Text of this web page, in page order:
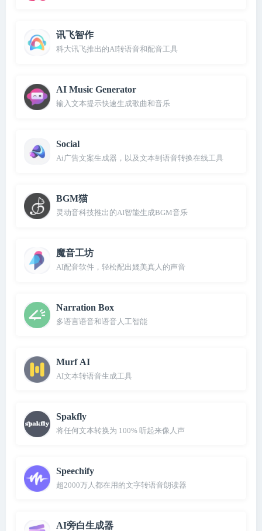
讯飞智作
科大讯飞推出的AI转语音和配音工具
AI Music Generator
输入文本提示快速生成歌曲和音乐
Social
Ai广告文案生成器，以及文本到语音转换在线工具
BGM猫
灵动音科技推出的AI智能生成BGM音乐
魔音工坊
AI配音软件，轻松配出媲美真人的声音
Narration Box
多语言语音和语音人工智能
Murf AI
AI文本转语音生成工具
Spakfly
将任何文本转换为 100% 听起来像人声
Speechify
超2000万人都在用的文字转语音朗读器
AI旁白生成器